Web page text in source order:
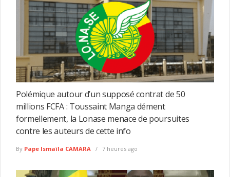
Polémique autour d’un supposé contrat de 50
millions FCFA : Toussaint Manga dément
formellement, la Lonase menace de poursuites
contre les auteurs de cette info
By Pape Ismaïla CAMARA 7 heures ago